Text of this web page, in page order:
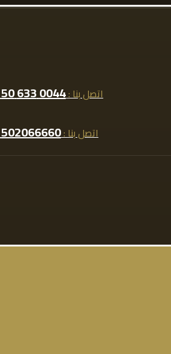
اتصل بنا :0044 633 50 966+
اتصل بنا :502066660 966+